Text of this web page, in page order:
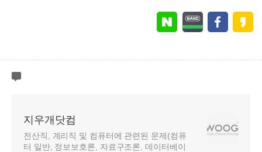
지우개닷컴
전산직, 계리직 및 컴퓨터에 관련된 문제(컴퓨
터 일반, 정보보호론, 자료구조론, 데이터베이